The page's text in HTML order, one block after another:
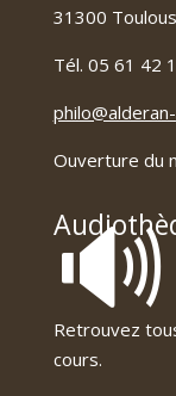
31300
Tél. 05 61 42
Ouverture du
🔊
Retrouvez
cours.